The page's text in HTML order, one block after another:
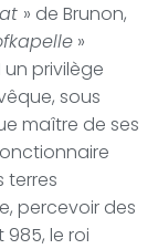
» de Brunon,
»
un privilège
sous
maître de ses
terres
percevoir des
985, le roi